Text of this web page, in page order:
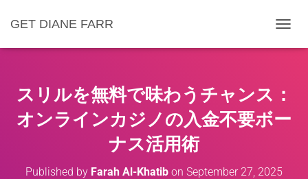
GET DIANE FARR
O
E
スリルを無料で味わうチャンス：
オンラインカジノの入金不要ボー
ナス活用術
Published by Farah Al-Khatib on September 27, 2025